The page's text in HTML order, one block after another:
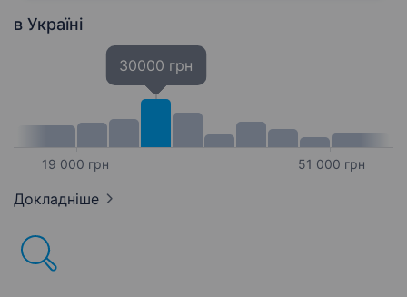
бетонної суміші. …
в Україні
19 000 грн
30000 грн
51 000 грн
Докладніше